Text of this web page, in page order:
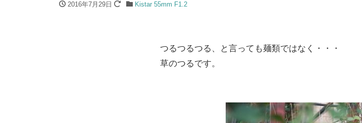
2016年7月29日 Kistar 55mm F1.2
つるつるつる、と言っても麺類ではなく・・・
草のつるです。